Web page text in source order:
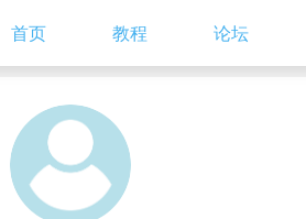
首页 教程 论坛